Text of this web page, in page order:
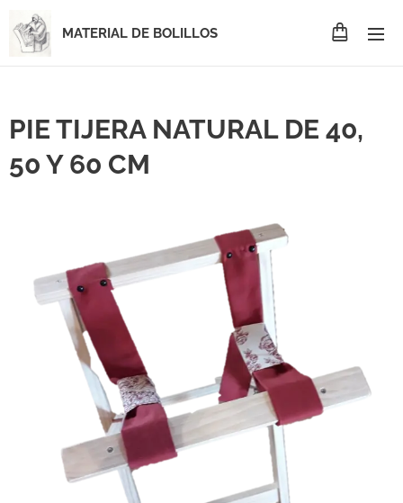
MATERIAL DE BOLILLOS
PIE TIJERA NATURAL DE 40,
50 Y 60 CM